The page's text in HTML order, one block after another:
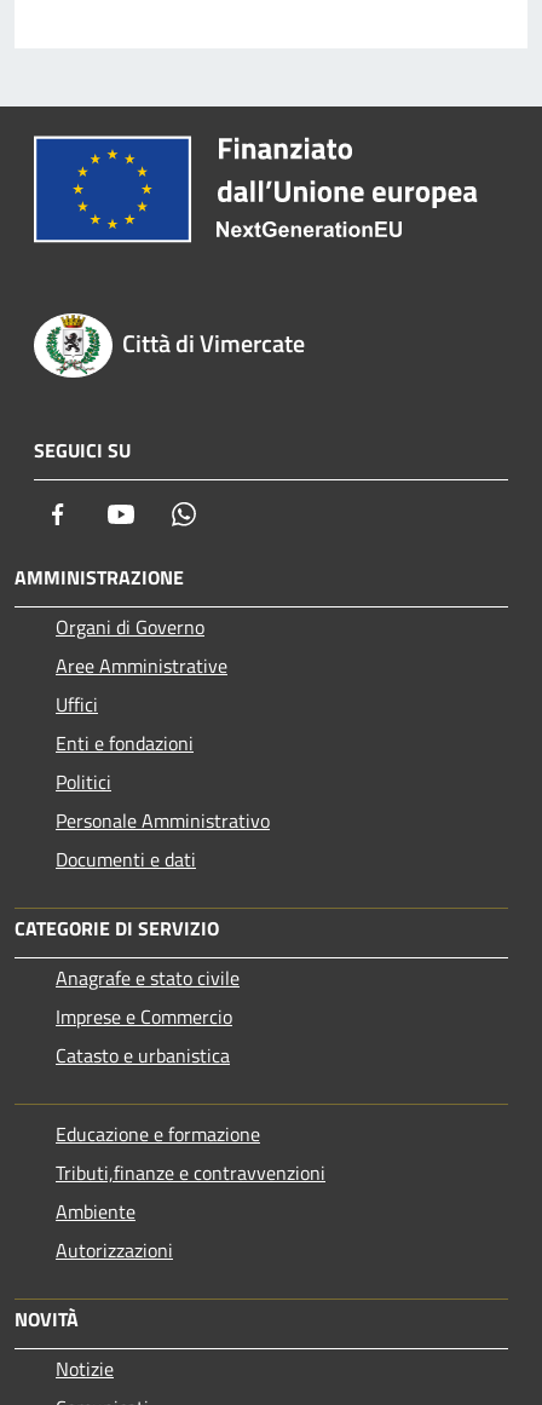
Città di Vimercate
SEGUICI SU
Facebook Youtube
AMMINISTRAZIONE
Organi di Governo
Aree Amministrative
Uffici
Enti e fondazioni
Politici
Personale Amministrativo
Documenti e dati
CATEGORIE DI SERVIZIO
Anagrafe e stato civile
Imprese e Commercio
Catasto e urbanistica
Educazione e formazione
Tributi,finanze e contravvenzioni
Ambiente
Autorizzazioni
NOVITÀ
Notizie